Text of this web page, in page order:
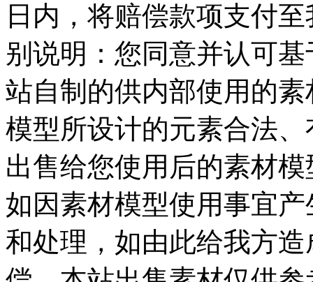
日内，将赔偿款项支付
别说明：您同意并认可
站自制的供内部使用的
模型所设计的元素合法
出售给您使用后的素材
如因素材模型使用事宜
和处理，如由此给我方